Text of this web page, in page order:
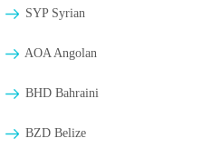
SYP Syrian
AOA Angolan
BHD Bahraini
BZD Belize